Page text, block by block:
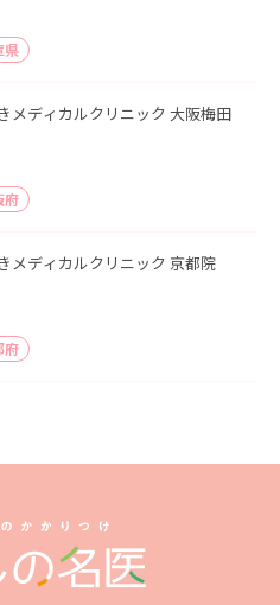
県
メディカルクリニック 大阪梅田
府
メディカルクリニック 京都院
府